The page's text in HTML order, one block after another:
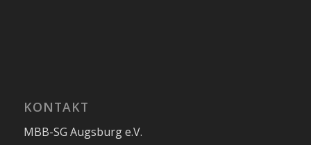
KONTAKT
MBB-SG Augsburg e.V.